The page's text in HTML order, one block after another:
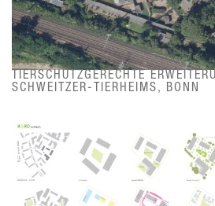
TIERSCHUTZGERECHTE
SCHWEITZER-TIERHEIMS, BONN